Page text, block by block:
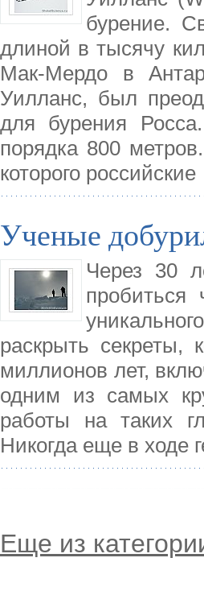
бурение.
длиной в тысячу
Мак-Мердо в
Уилланс, был
для бурения
порядка 800
которого российские
Ученые
Через 30
раскрыть секреты,
миллионов лет,
одним из самых
работы на таких
Никогда еще в ходе
Еще из